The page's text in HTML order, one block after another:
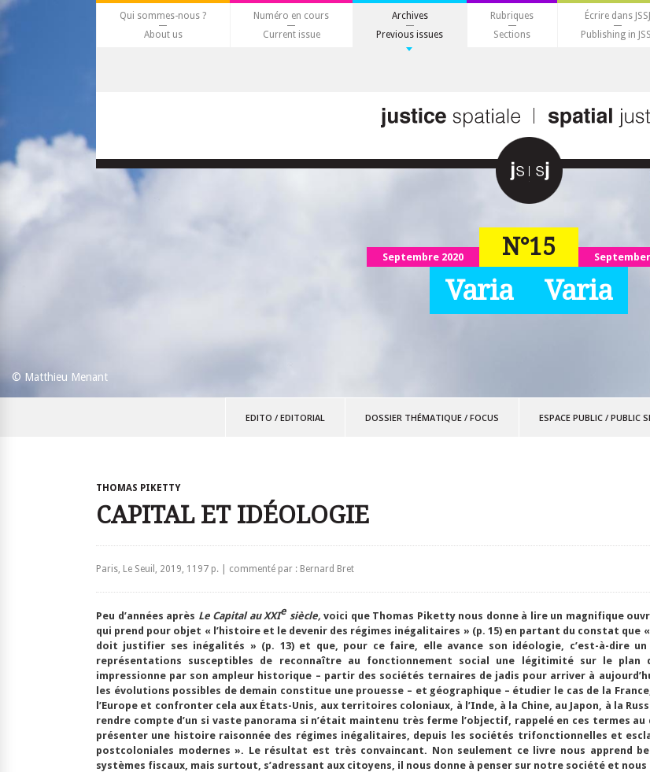
© Matthieu Menant
Qui sommes-nous ?
About us
Numéro en cours
Current issue
Archives
Previous issues
Rubriques
Sections
Écrire dans JSSJ
Publishing in JSSJ
Septembre 2020 N°15
Varia Varia
EDITO / EDITORIAL DOSSIER THÉMATIQUE/ FOCUS ESPACE PUBLIC/ PUBLIC
THOMAS PIKETTY
CAPITAL ET IDÉOLOGIE
Paris, Le Seuil, 2019, 1197 p. | commenté par : Bernard Bret
Peu d’années après Le Capital au XXIe siècle, voici que Thomas Piketty nous donne à lire un magnifique
qui prend pour objet « l’histoire et le devenir des régimes inégalitaires » (p. 15) en partant du constat que
doit justifier ses inégalités » (p. 13) et que, pour ce faire, elle avance son idéologie, c’est-à-dire un
représentations susceptibles de reconnaître au fonctionnement social une légitimité sur le plan
impressionne par son ampleur historique – partir des sociétés ternaires de jadis pour arriver à
les évolutions possibles de demain constitue une prouesse – et géographique – étudier le cas de la
l’Europe et confronter cela aux États-Unis, aux territoires coloniaux, à l’Inde, à la Chine, au Japon, à la
rendre compte d’un si vaste panorama si n’était maintenu très ferme l’objectif, rappelé en ces termes
présenter une histoire raisonnée des régimes inégalitaires, depuis les sociétés trifonctionnelles et
postcoloniales modernes ». Le résultat est très convaincant. Non seulement ce livre nous apprend
systèmes fiscaux, mais surtout, s’adressant aux citoyens, il nous donne à penser sur notre société et